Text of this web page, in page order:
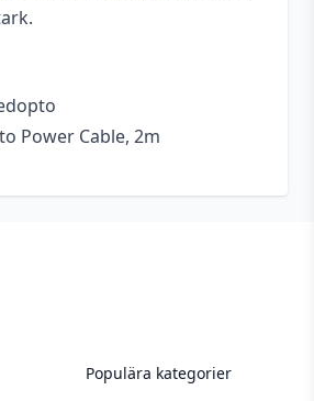
Power Cable, 2m
Populära kategorier